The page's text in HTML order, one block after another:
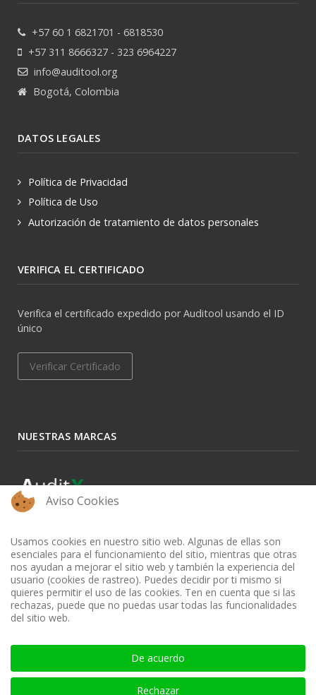
+57 60 1 6821701 - 6818530
+57 311 8666327 - 323 6964227
info@auditool.org
Bogotá, Colombia
DATOS LEGALES
Política de Privacidad
Política de Uso
Autorización de tratamiento de datos personales
VERIFICA EL CERTIFICADO
Verifica el certificado expedido por Auditool usando el ID
único
Verificar Certificado
NUESTRAS MARCAS
BIBLIOTECA AUDITOOL - ISSN: 2665-1696 y 2665-3508
Aviso Cookies
Usamos cookies en nuestro sitio web. Algunas de ellas son
esenciales para el funcionamiento del sitio, mientras que otras
nos ayudan a mejorar el sitio web y también la experiencia del
usuario (cookies de rastreo). Puedes decidir por ti mismo si
quieres permitir el uso de las cookies. Ten en cuenta que si las
rechazas, puede que no puedas usar todas las funcionalidades
del sitio web.
De acuerdo
Rechazar